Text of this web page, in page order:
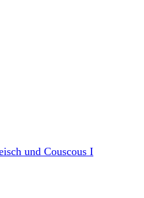
und Couscous I